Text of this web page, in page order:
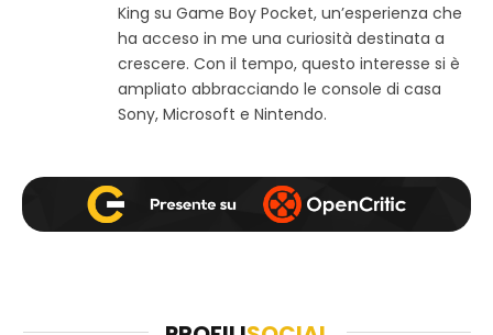
k
a
m
King su Game Boy Pocket, un’esperienza che
ha acceso in me una curiosità destinata a
crescere. Con il tempo, questo interesse si è
ampliato abbracciando le console di casa
Sony, Microsoft e Nintendo.